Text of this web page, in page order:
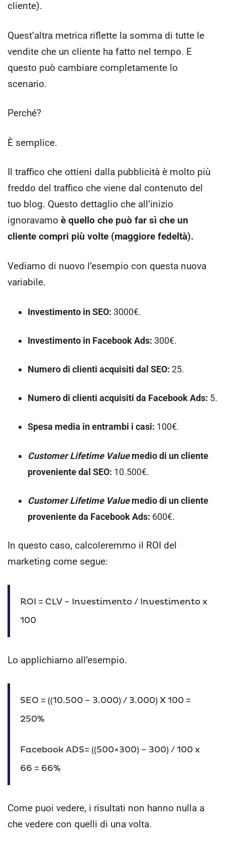
cliente).
Quest’altra metrica riflette la somma di tutte le
vendite che un cliente ha fatto nel tempo. E
questo può cambiare completamente lo
scenario.
Perché?
È semplice.
Il traffico che ottieni dalla pubblicità è molto più
freddo del traffico che viene dal contenuto del
tuo blog. Questo dettaglio che all’inizio
ignoravamo è quello che può far sì che un
cliente compri più volte (maggiore fedeltà).
Vediamo di nuovo l’esempio con questa nuova
variabile.
Investimento in SEO: 3000€.
Investimento in Facebook Ads: 300€.
Numero di clienti acquisiti dal SEO: 25.
Numero di clienti acquisiti da Facebook Ads: 5.
Spesa media in entrambi i casi: 100€.
Customer Lifetime Valuemedio di un cliente
proveniente dal SEO: 10.500€.
Customer Lifetime Valuemedio di un cliente
proveniente da Facebook Ads: 600€.
In questo caso, calcoleremmo il ROI del
marketing come segue:
ROI = CLV – Investimento / Investimento x
100
Lo applichiamo all’esempio.
SEO = ((10.500 – 3.000) / 3.000) X 100 =
250%
Facebook ADS= ((500×300) – 300) / 100 x
66 = 66%
Come puoi vedere, i risultati non hanno nulla a
che vedere con quelli di una volta.